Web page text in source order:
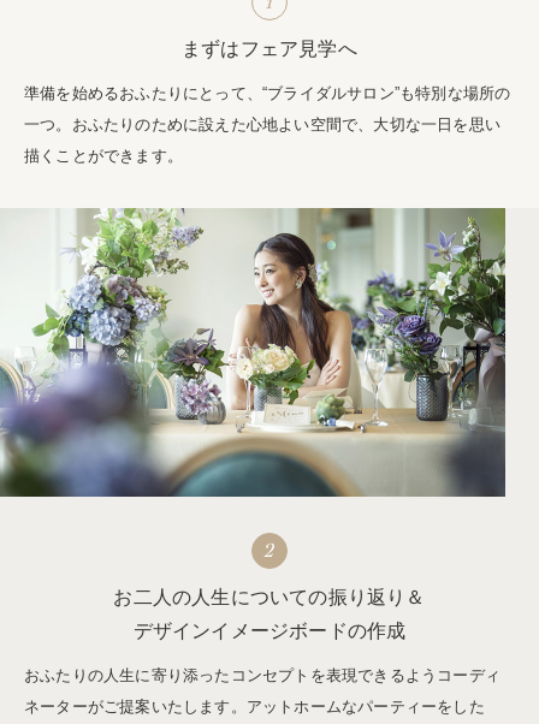
まずはフェア見学へ
準備を始めるおふたりにとって、“ブライダルサロン”も特別な場所の
一つ。おふたりのために設えた心地よい空間で、大切な一日を思い
描くことができます。
2
お二人の人生についての振り返り＆
デザインイメージボードの作成
おふたりの人生に寄り添ったコンセプトを表現できるようコーディ
ネーターがご提案いたします。アットホームなパーティーをした